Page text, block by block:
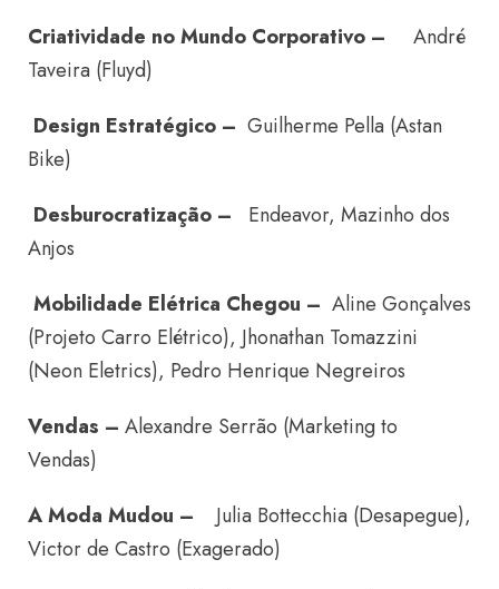
Criatividade no Mundo Corporativo –
André
Taveira (Fluyd)
Design Estratégico – Guilherme Pella (Astan
Bike)
Desburocratização –
Endeavor, Mazinho dos
Anjos
Mobilidade Elétrica Chegou – Aline Gonçalves
(Projeto Carro Elétrico), Jhonathan Tomazzini
(Neon Eletrics), Pedro Henrique Negreiros
Vendas – Alexandre Serrão (Marketing to
Vendas)
A Moda Mudou – Julia Bottecchia (Desapegue),
Victor de Castro (Exagerado)